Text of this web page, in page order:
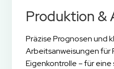
Produktion &
Präzise Prognosen und
Arbeitsanweisungen für
Eigenkontrolle – für